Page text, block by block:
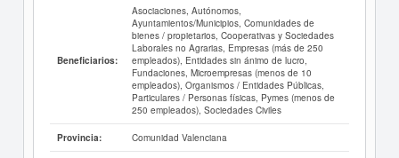
Beneficiarios:
Asociaciones, Autónomos,
Ayuntamientos/Municipios, Comunidades de
bienes / propietarios, Cooperativas y Sociedades
Laborales no Agrarias, Empresas (más de 250
empleados), Entidades sin ánimo de lucro,
Fundaciones, Microempresas (menos de 10
empleados), Organismos / Entidades Públicas,
Particulares / Personas físicas, Pymes (menos de
250 empleados), Sociedades Civiles
Provincia: Comunidad Valenciana